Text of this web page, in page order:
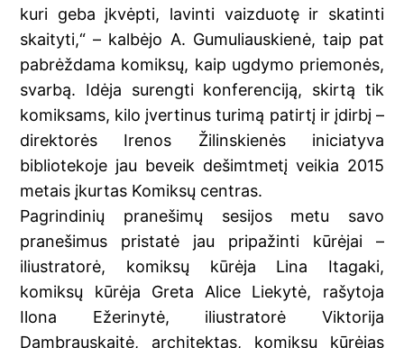
kuri geba įkvėpti, lavinti vaizduotę ir skatinti
skaityti,“ – kalbėjo A. Gumuliauskienė, taip pat
pabrėždama komiksų, kaip ugdymo priemonės,
svarbą. Idėja surengti konferenciją, skirtą tik
komiksams, kilo įvertinus turimą patirtį ir įdirbį –
direktorės Irenos Žilinskienės iniciatyva
bibliotekoje jau beveik dešimtmetį veikia 2015
metais įkurtas Komiksų centras.
Pagrindinių pranešimų sesijos metu savo
pranešimus pristatė jau pripažinti kūrėjai –
iliustratorė, komiksų kūrėja Lina Itagaki,
komiksų kūrėja Greta Alice Liekytė, rašytoja
Ilona Ežerinytė, iliustratorė Viktorija
Dambrauskaitė, architektas, komiksų kūrėjas